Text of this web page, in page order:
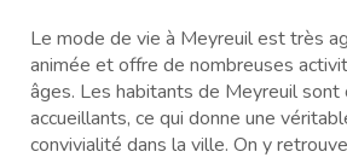
Le mode de vie à Meyreuil est très
animée et offre de nombreuses
âges. Les habitants de Meyreuil sont
accueillants, ce qui donne une
convivialité dans la ville. On y